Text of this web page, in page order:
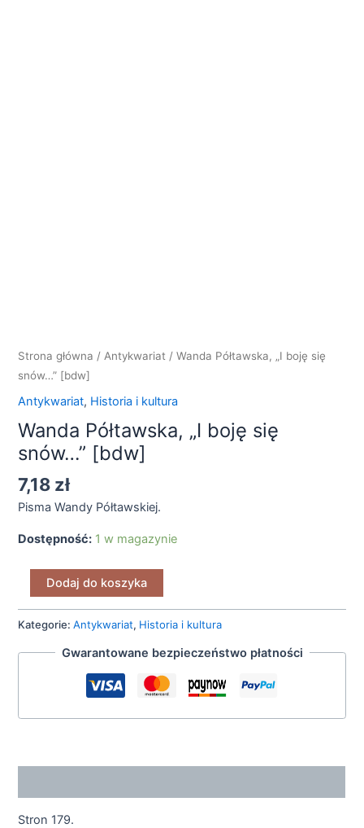
Strona główna / Antykwariat / Wanda Półtawska, „I boję się
snów…” [bdw]
Antykwariat, Historia i kultura
Wanda Półtawska, „I boję się
snów…” [bdw]
7,18 zł
Pisma Wandy Półtawskiej.
Dostępność: 1 w magazynie
Dodaj do koszyka
Kategorie:Antykwariat, Historia i kultura
Gwarantowane bezpieczeństwo płatności
Stron 179.